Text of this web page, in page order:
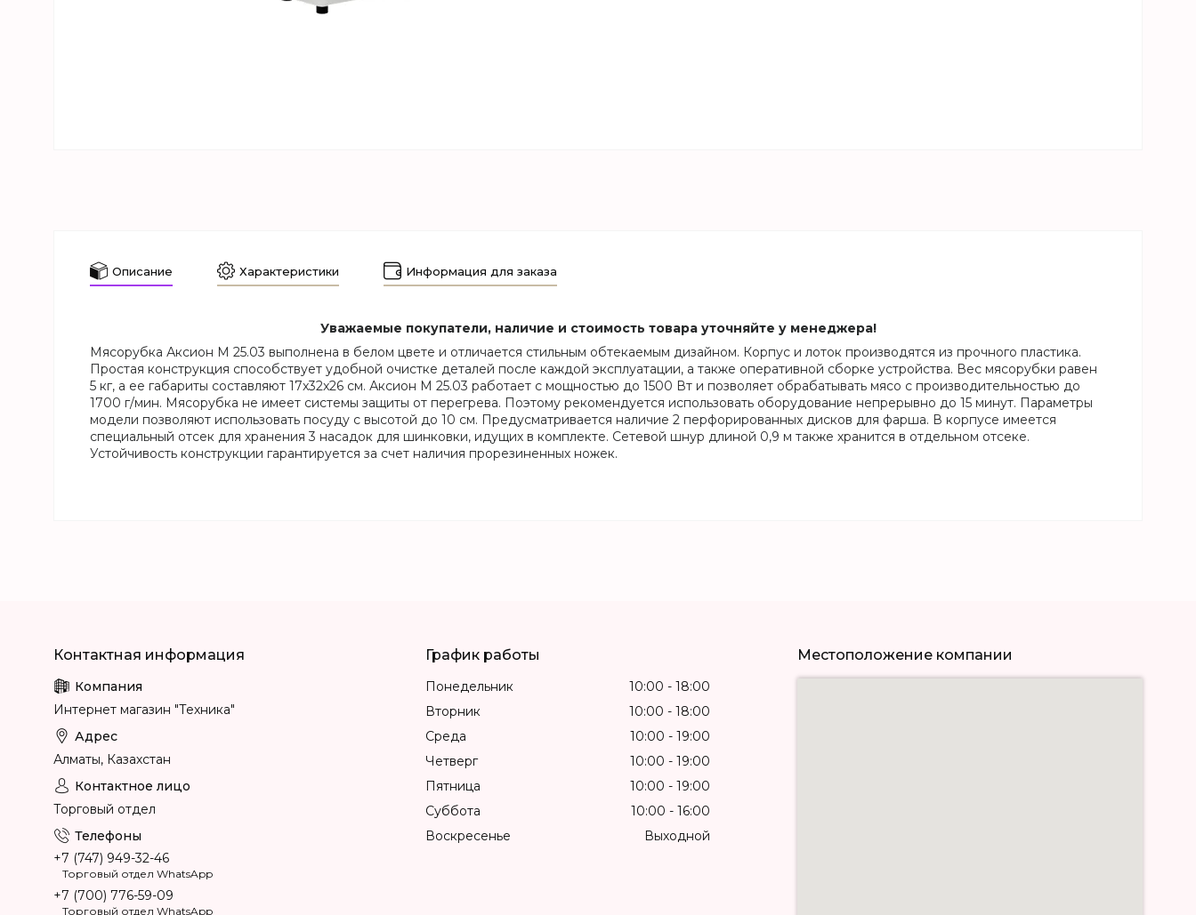
Описание Характеристики Информация для заказа
Уважаемые покупатели, наличие и стоимость товара уточняйте у менеджера!
Мясорубка Аксион М 25.03 выполнена в белом цвете и отличается стильным обтекаемым дизайном. Корпус и лоток производятся из прочного пластика.
Простая конструкция способствует удобной очистке деталей после каждой эксплуатации, а также оперативной сборке устройства. Вес мясорубки равен
5 кг, а ее габариты составляют 17x32x26 см. Аксион М 25.03 работает с мощностью до 1500 Вт и позволяет обрабатывать мясо с производительностью до
1700 г/мин. Мясорубка не имеет системы защиты от перегрева. Поэтому рекомендуется использовать оборудование непрерывно до 15 минут. Параметры
модели позволяют использовать посуду с высотой до 10 см. Предусматривается наличие 2 перфорированных дисков для фарша. В корпусе имеется
специальный отсек для хранения 3 насадок для шинковки, идущих в комплекте. Сетевой шнур длиной 0,9 м также хранится в отдельном отсеке.
Устойчивость конструкции гарантируется за счет наличия прорезиненных ножек.
Интернет магазин "Техника"
Алматы, Казахстан
Торговый отдел
+7 (747) 949-32-46
Торговый отдел WhatsApp
+7 (700) 776-59-09
Торговый отдел WhatsApp
График работы
Понедельник 10:00
18:00
Вторник
10:00
18:00
Среда
10:00
19:00
Четверг
10:00
19:00
Пятница
10:00
19:00
Суббота
10:00
16:00
Воскресенье
Выходной
Местоположение компании